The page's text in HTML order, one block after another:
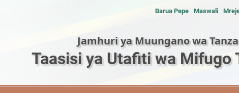
Barua Pepe Maswali
Jamhuri ya Muungano wa
Taasisi ya Utafiti wa Mifugo